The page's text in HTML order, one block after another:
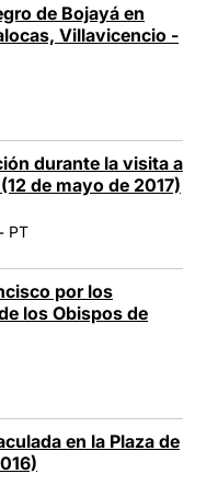
de Bojayá en
Villavicencio -
durante la visita a
de mayo de 2017)
PT
por los
los Obispos de
en la Plaza de